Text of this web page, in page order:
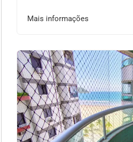
Mais informações